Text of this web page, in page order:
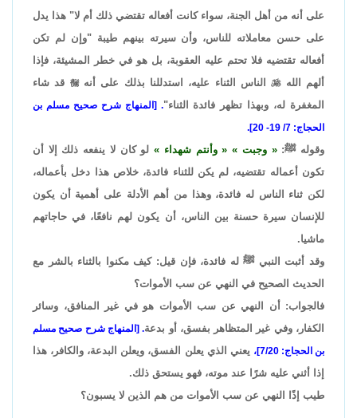
على أنه من أهل الجنة، سواء كانت أفعاله تقتضي ذلك أم لا" هذا يدل
على حسن معاملاته للناس، وأن سيرته بينهم طيبة "وإن لم تكن
أفعاله تقتضيه فلا تحتم عليه العقوبة، بل هو في خطر المشيئة، فإذا
ألهم اللهالناس الثناء عليه، استدللنا بذلك على أنه قد شاء
المغفرة له، وبهذا تظهر فائدة الثناء". [المنهاج شرح صحيح مسلم بن
الحجاج: 7/ 19- 20].
وقوله ﷺ: وجبت وأنتم شهداء
لو كان لا ينفعه ذلك إلا أن
تكون أعماله تقتضيه، لم يكن للثناء فائدة، خلاص هذا دخل بأعماله،
لكن ثناء الناس له فائدة، وهذا من أهم الأدلة على أهمية أن يكون
للإنسان سيرة حسنة بين الناس، أن يكون لهم نافعًا، في حاجاتهم
ماشيا.
وقد أثبت النبي ﷺ له فائدة، فإن قيل: كيف مكنوا بالثناء بالشر مع
الحديث الصحيح في النهي عن سب الأموات؟
فالجواب: أن النهي عن سب الأموات هو في غير المنافق، وسائر
الكفار، وفي غير المتظاهر بفسق، أو بدعة. [المنهاج شرح صحيح مسلم
بن الحجاج: 7/20]،
يعني الذي يعلن الفسق، ويعلن البدعة، والكافر، هذا
إذا أثني عليه شرًا عند موته، فهو يستحق ذلك.
طيب إذًا النهي عن سب الأموات من هم الذين لا يسبون؟